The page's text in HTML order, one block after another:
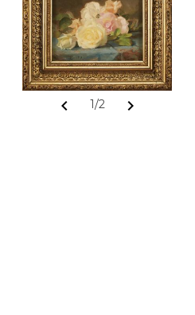
chevron_left 1/2 chevron_right